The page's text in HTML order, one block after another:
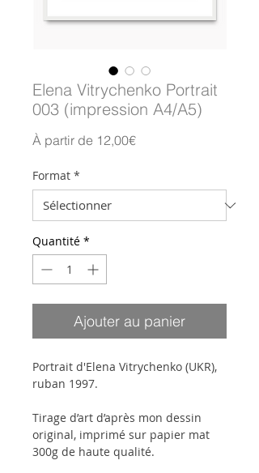
Elena Vitrychenko Portrait
003 (impression A4/A5)
À partir de 12,00€Prix
Format *
Quantité *
Ajouter au panier
Portrait d'Elena Vitrychenko (UKR),
ruban 1997.
Tirage d’art d’après mon dessin
original, imprimé sur papier mat
300g de haute qualité.